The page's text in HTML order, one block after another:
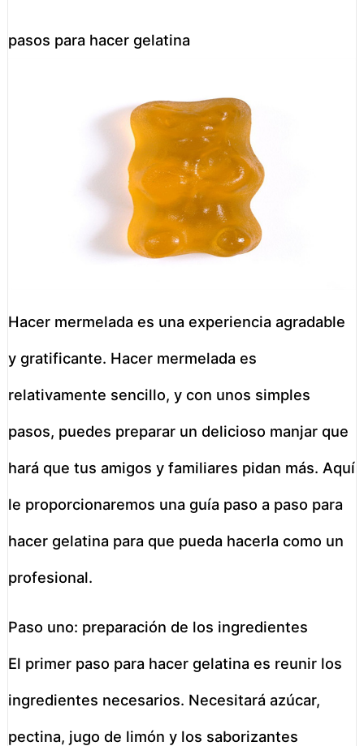
pasos para hacer gelatina
Hacer mermelada es una experiencia agradable
y gratificante. Hacer mermelada es
relativamente sencillo, y con unos simples
pasos, puedes preparar un delicioso manjar que
hará que tus amigos y familiares pidan más. Aquí
le proporcionaremos una guía paso a paso para
hacer gelatina para que pueda hacerla como un
profesional.
Paso uno: preparación de los ingredientes
El primer paso para hacer gelatina es reunir los
ingredientes necesarios. Necesitará azúcar,
pectina, jugo de limón y los saborizantes